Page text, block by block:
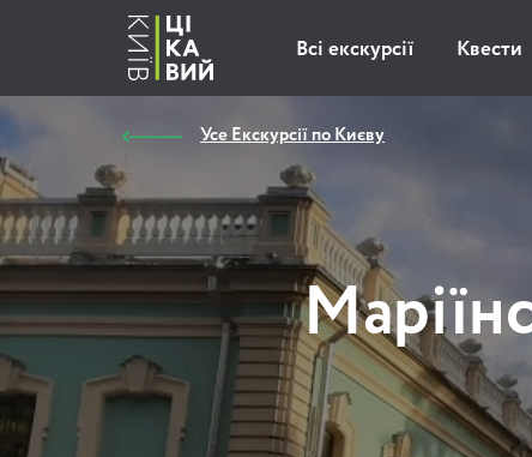
Всі екскурсії Квести
Усе Екскурсії по Києву